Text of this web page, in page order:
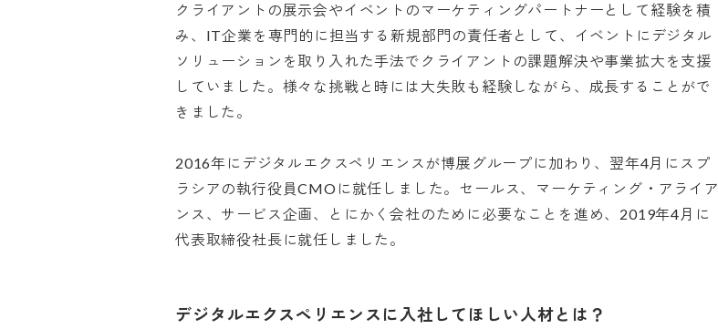
クライアントの展示会やイベントのマーケティングパートナーとして経験を積
み、IT企業を専門的に担当する新規部門の責任者として、イベントにデジタル
ソリューションを取り入れた手法でクライアントの課題解決や事業拡大を支援
していました。様々な挑戦と時には大失敗も経験しながら、成長することがで
きました。
2016年にデジタルエクスペリエンスが博展グループに加わり、翌年4月にスプ
ラシアの執行役員CMOに就任しました。セールス、マーケティング・アライア
ンス、サービス企画、とにかく会社のために必要なことを進め、2019年4月に
代表取締役社長に就任しました。
デジタルエクスペリエンスに入社してほしい人材とは？